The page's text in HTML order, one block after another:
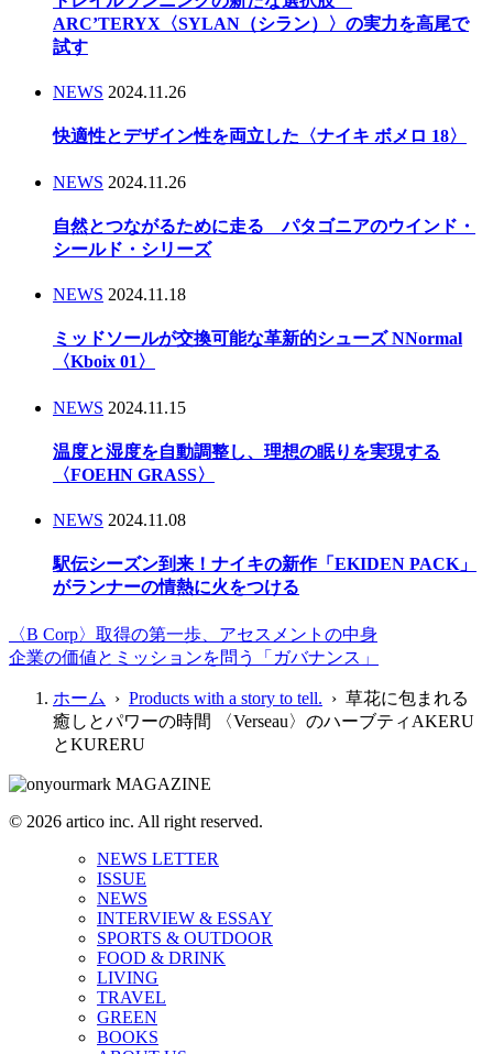
ARC’TERYX〈SYLAN（シラン）〉の実力を高尾で
試す
NEWS 2024.11.26
快適性とデザイン性を両立した〈ナイキ ボメロ 18〉
NEWS 2024.11.26
自然とつながるために走る パタゴニアのウインド・
シールド・シリーズ
NEWS 2024.11.18
ミッドソールが交換可能な革新的シューズ NNormal
〈Kboix 01〉
NEWS 2024.11.15
温度と湿度を自動調整し、理想の眠りを実現する
〈FOEHN GRASS〉
NEWS 2024.11.08
駅伝シーズン到来！ナイキの新作「EKIDEN PACK」
がランナーの情熱に火をつける
〈B Corp〉取得の第一歩、アセスメントの中身
企業の価値とミッションを問う「ガバナンス」
ホーム › Products with a story to tell. › 草花に包まれる
癒しとパワーの時間 〈Verseau〉のハーブティAKERU
とKURERU
© 2026 artico inc. All right reserved.
NEWS LETTER
ISSUE
NEWS
INTERVIEW & ESSAY
SPORTS & OUTDOOR
FOOD & DRINK
LIVING
TRAVEL
GREEN
BOOKS